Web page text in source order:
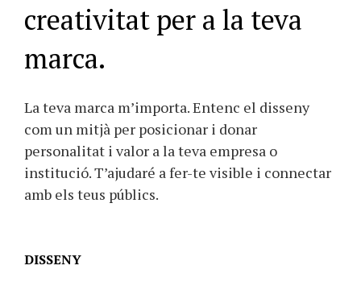
creativitat per a la teva
marca.
La teva marca m’importa. Entenc el disseny
com un mitjà per posicionar i donar
personalitat i valor a la teva empresa o
institució. T’ajudaré a fer-te visible i connectar
amb els teus públics.
DISSENY